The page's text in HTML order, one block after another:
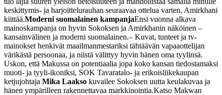
keskittymis- ja harjoittelurauhan seuraavaa ottelua varten, Amirkhani
kiittää.Moderni suomalainen kampanjaEnsi vuonna alkava
mainoskampanja on hyvin Sokoksen ja Amirkhanin näköinen –
kansainvälinen ja moderni suomalainen.– Kuvat, tunteet ja tv-
mainokset henkivät maailmanmestariksi tähtäävän vapaaottelijan
värikästä persoonaa, ja niistä välittyy hyvin hänen oma tyylinsä.
Uskon, että Makussa on potentiaalia jopa koko kansan tiedostamaksi
muoti- ja tyyli-ikoniksi, SOK Tavaratalo- ja erikoisliikekaupan
ketjujohtaja Mika Laakso kuvailee Sokoksen uutta keulakuvaa ja
hänen ympärilleen rakennettavaa markkinointia.Katso Makwan